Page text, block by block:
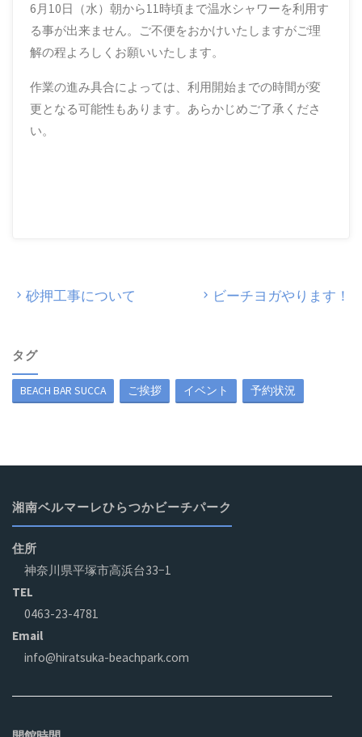
6月10日（水）朝から11時頃まで温水シャワーを利用す
る事が出来ません。ご不便をおかけいたしますがご理
解の程よろしくお願いいたします。
作業の進み具合によっては、利用開始までの時間が変
更となる可能性もあります。あらかじめご了承くださ
い。
砂押工事について ビーチヨガやります！
タグ
BEACH BAR SUCCA ご挨拶 イベント 予約状況
湘南ベルマーレひらつかビーチパーク
住所
神奈川県平塚市高浜台33−1
TEL
0463-23-4781
Email
info@hiratsuka-beachpark.com